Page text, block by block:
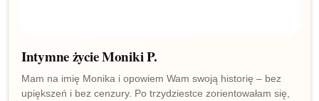
Intymne życie Moniki P.
Mam na imię Monika i opowiem Wam swoją historię – bez
upiększeń i bez cenzury. Po trzydziestce zorientowałam się,